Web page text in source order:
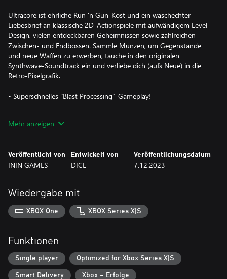
Ultracore ist ehrliche Run 'n Gun-Kost und ein waschechter
Liebesbrief an klassische 2D-Actionspiele mit aufwändigem Level-
Design, vielen entdeckbaren Geheimnissen sowie zahlreichen
Zwischen- und Endbossen. Sammle Münzen, um Gegenstände
und neue Waffen zu erwerben, tauche in den originalen
Synthwave-Soundtrack ein und verliebe dich (aufs Neue) in die
Retro-Pixelgrafik.
• Superschnelles "Blast Processing"-Gameplay!
• Moderne Twin-Stick-Steuerung!
Ultracore ist nicht nur ein wiederbelebtes, heißgeliebtes
Hobbyprojekt, sondern auch eine actiongeladene Erfahrung, die
das klassische 16-Bit-Run'n'Gun-Genre auf die nächste Stufe
Mehr anzeigen
Veröffentlicht von
ININ GAMES
Entwickelt von
DICE
Veröffentlichungsdatum
7.12.2023
Wiedergabe mit
XBOX One XBOX Series X|S
Funktionen
Single player Optimized for Xbox Series X|S
Smart Delivery Xbox – Erfolge